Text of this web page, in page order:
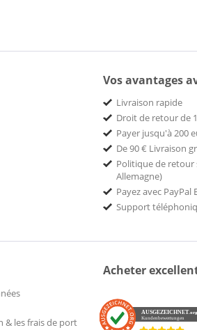
Vos avantages
Livraison rapide
Droit de retour de
Payer jusqu'à 200
De 90 € Livraison
Politique de
Allemagne)
Payez avec PayPal
Support
& les frais de port
Acheter
AUSGEZEICHNET .org
Kundenbewertungen